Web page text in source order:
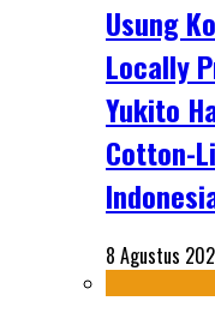
Usung
Locally
Yukito
Cotton-
8 Agustus